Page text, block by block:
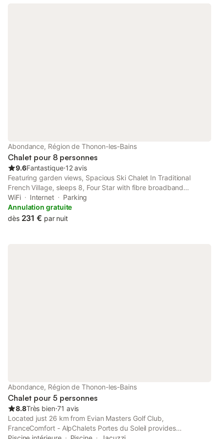
Abondance, Région de Thonon-les-Bains
Chalet pour 8 personnes
9.6Fantastique⋅12 avis
Featuring garden views, Spacious Ski Chalet In Traditional
French Village, sleeps 8, Four Star with fibre broadband
features accommodation with a garden and a balcony, around
25 km from Evian Masters Golf Club.
WiFi Internet
Parking
Annulation gratuite
dès 231 € par nuit
Abondance, Région de Thonon-les-Bains
Chalet pour 5 personnes
8.8Très bien⋅71 avis
Located just 26 km from Evian Masters Golf Club,
FranceComfort - AlpChalets Portes du Soleil provides